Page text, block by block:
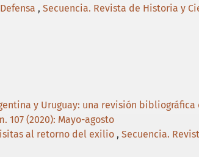
, Secuencia. Revista de Historia y
y Uruguay: una revisión bibliográfica
107 (2020): Mayo-agosto
al retorno del exilio , Secuencia.